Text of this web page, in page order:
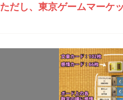
ただし、東京ゲームマーケ